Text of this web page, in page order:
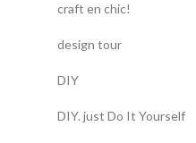
craft en chic!
design tour
DIY
DIY. just Do It Yourself